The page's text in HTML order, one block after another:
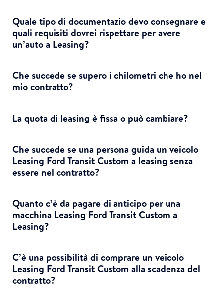
Quale tipo di documentazio devo consegnare e
quali requisiti dovrei rispettare per avere
un’auto a Leasing?
Che succede se supero i chilometri che ho nel
mio contratto?
La quota di leasing è fissa o può cambiare?
Che succede se una persona guida un veicolo
Leasing Ford Transit Custom a leasing senza
essere nel contratto?
Quanto c’è da pagare di anticipo per una
macchina Leasing Ford Transit Custom a
Leasing?
C’è una possibilità di comprare un veicolo
Leasing Ford Transit Custom alla scadenza del
contratto?